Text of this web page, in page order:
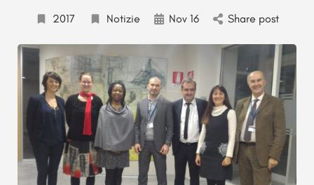
2017 Notizie Nov 16 Share post